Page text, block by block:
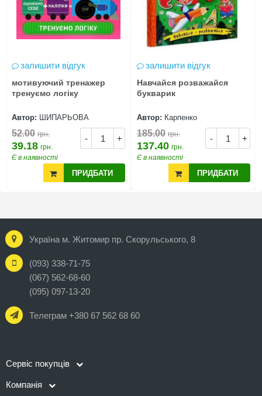
залишити відгук
мотивуючий тренажер
тренуємо логіку
Автор: ШИПАРЬОВА
- +
52.00 грн.
39.18 грн.
Є в наявності
ПРИДБАТИ
залишити відгук
Навчайся розважайся
букварик
Автор: Карпенко
- +
185.00 грн.
137.40 грн.
Є в наявності
ПРИДБАТИ
Україна м. Житомир пр. Скорульського, 8
(093) 338-71-75
(067) 562-68-60
(095) 097-13-20
Телеграм +380 67 562 68 60
Сервіс покупців
Компанія